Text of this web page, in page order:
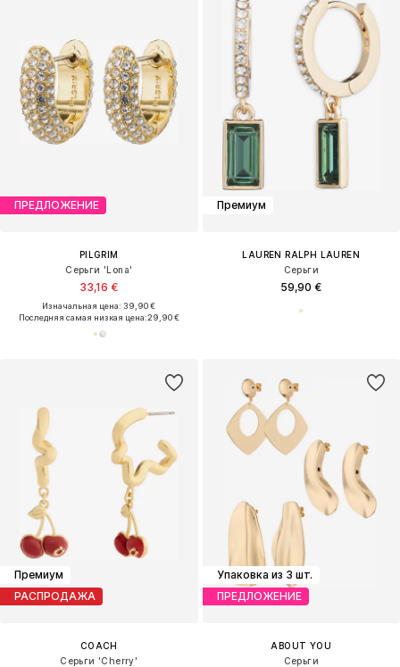
ПРЕДЛОЖЕНИЕ
PILGRIM
Серьги 'Lona'
33,16 €
Изначальная цена: 39,90 €
Последняя самая низкая цена:29,90 €
Премиум
LAUREN RALPH LAUREN
Серьги
59,90 €
Премиум
РАСПРОДАЖА
COACH
Серьги 'Cherry'
Упаковка из 3 шт.
ПРЕДЛОЖЕНИЕ
ABOUT YOU
Серьги